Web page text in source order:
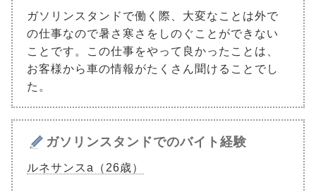
ガソリンスタンドで働く際、大変なことは外で
の仕事なので暑さ寒さをしのぐことができない
ことです。この仕事をやって良かったことは、
お客様から車の情報がたくさん聞けることでし
た。
ガソリンスタンドでのバイト経験
ルネサンスa（26歳）